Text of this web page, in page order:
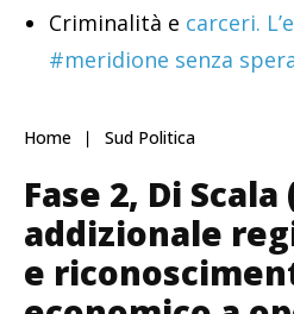
Criminalità e carceri.
#meridione senza
Home Sud Politica
Fase 2, Di
addizionale
e